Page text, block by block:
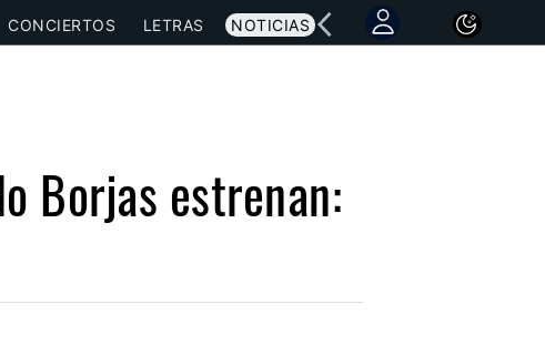
CONCIERTOS LETRAS NOTICIAS
Borjas estrenan: